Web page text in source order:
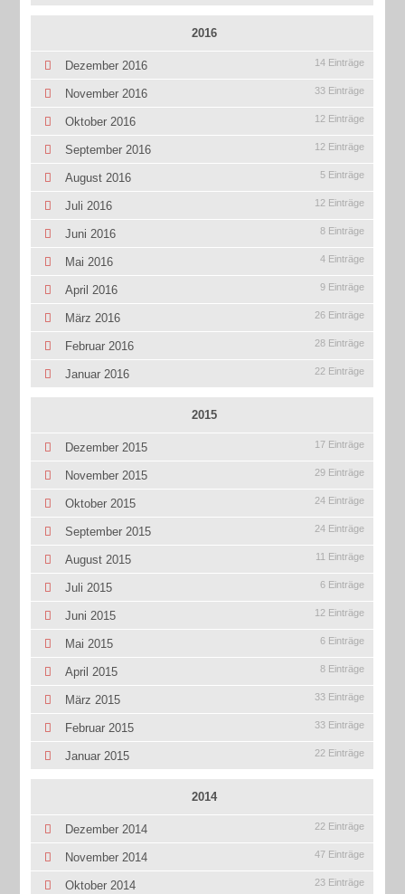
2016
Dezember 2016 14 Einträge
November 2016 33 Einträge
Oktober 2016 12 Einträge
September 2016 12 Einträge
August 2016 5 Einträge
Juli 2016 12 Einträge
Juni 2016 8 Einträge
Mai 2016 4 Einträge
April 2016 9 Einträge
März 2016 26 Einträge
Februar 2016 28 Einträge
Januar 2016 22 Einträge
2015
Dezember 2015 17 Einträge
November 2015 29 Einträge
Oktober 2015 24 Einträge
September 2015 24 Einträge
August 2015 11 Einträge
Juli 2015 6 Einträge
Juni 2015 12 Einträge
Mai 2015 6 Einträge
April 2015 8 Einträge
März 2015 33 Einträge
Februar 2015 33 Einträge
Januar 2015 22 Einträge
2014
Dezember 2014 22 Einträge
November 2014 47 Einträge
Oktober 2014 23 Einträge